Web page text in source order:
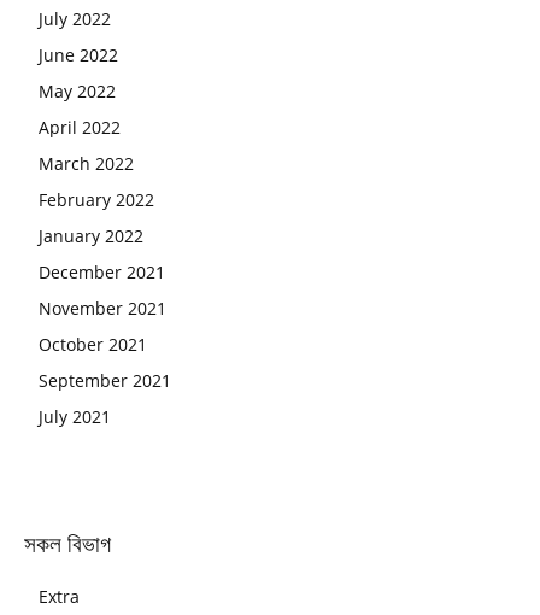
July 2022
June 2022
May 2022
April 2022
March 2022
February 2022
January 2022
December 2021
November 2021
October 2021
September 2021
July 2021
সকল বিভাগ
Extra